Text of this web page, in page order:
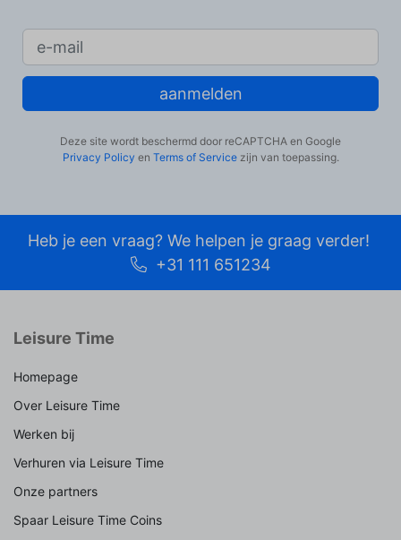
aanmelden
Deze site wordt beschermd door reCAPTCHA en Google
Privacy Policy en Terms of Servicezijn van toepassing.
Heb je een vraag? We helpen je graag verder!
+31 111 651234
Leisure Time
Homepage
Over Leisure Time
Werken bij
Verhuren via Leisure Time
Onze partners
Spaar Leisure Time Coins